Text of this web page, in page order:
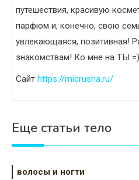
путешествия, красивую
парфюм и, конечно, свою
увлекающаяся, позитивная!
знакомствам! Ко мне на ТЫ =)
Сайт https://micrusha.ru/
Еще статьи тело
волосы и ногти